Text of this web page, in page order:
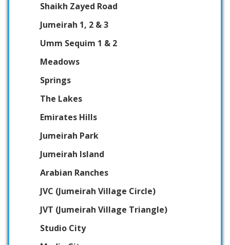
Shaikh Zayed Road
Jumeirah 1, 2 & 3
Umm Sequim 1 & 2
Meadows
Springs
The Lakes
Emirates Hills
Jumeirah Park
Jumeirah Island
Arabian Ranches
JVC (Jumeirah Village Circle)
JVT (Jumeirah Village Triangle)
Studio City